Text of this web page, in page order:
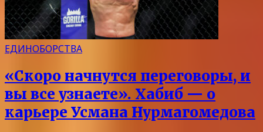
ЕДИНОБОРСТВА
«Скоро начнутся переговоры, и
вы все узнаете». Хабиб — о
карьере Усмана Нурмагомедова